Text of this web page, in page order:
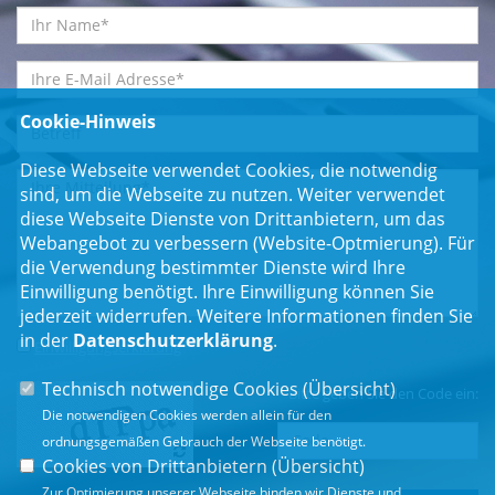
Einwilligungserklärung*
Bitte geben Sie den Code ein:
Cookie-Hinweis
Diese Webseite verwendet Cookies, die notwendig
sind, um die Webseite zu nutzen. Weiter verwendet
diese Webseite Dienste von Drittanbietern, um das
Webangebot zu verbessern (Website-Optmierung). Für
die Verwendung bestimmter Dienste wird Ihre
Einwilligung benötigt. Ihre Einwilligung können Sie
jederzeit widerrufen. Weitere Informationen finden Sie
in der Datenschutzerklärung.
Technisch notwendige Cookies (Übersicht)
Die notwendigen Cookies werden allein für den
ordnungsgemäßen Gebrauch der Webseite benötigt.
Cookies von Drittanbietern (Übersicht)